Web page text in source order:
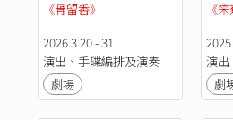
《骨留香》
2026.3.20 - 31
演出、手碟編排及演奏
劇場
《
演出
劇